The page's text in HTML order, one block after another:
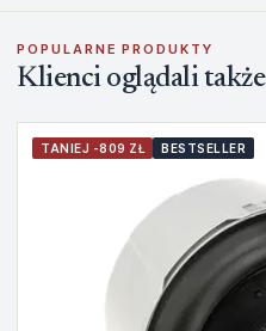
POPULARNE PRODUKTY
Klienci oglądali także
TANIEJ -809 ZŁ BESTSELLER